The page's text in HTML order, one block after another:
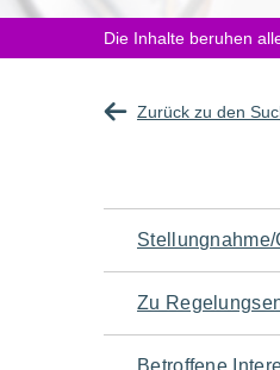
hier:Die Inhalte beruhen
Zurück zu den
für
den
Zu
Betroffene